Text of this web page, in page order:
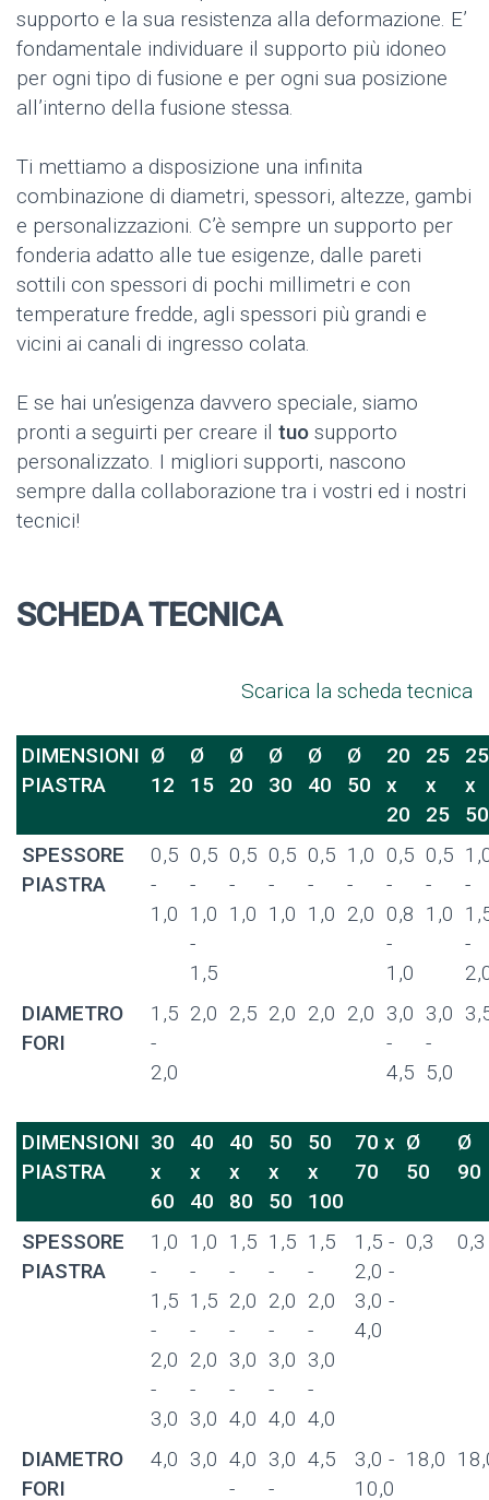
supporto e la sua resistenza alla deformazione. E’
fondamentale individuare il supporto più idoneo
per ogni tipo di fusione e per ogni sua posizione
all’interno della fusione stessa.
Ti mettiamo a disposizione una infinita
combinazione di diametri, spessori, altezze, gambi
e personalizzazioni. C’è sempre un supporto per
fonderia adatto alle tue esigenze, dalle pareti
sottili con spessori di pochi millimetri e con
temperature fredde, agli spessori più grandi e
vicini ai canali di ingresso colata.
E se hai un’esigenza davvero speciale, siamo
pronti a seguirti per creare il tuo supporto
personalizzato. I migliori supporti, nascono
sempre dalla collaborazione tra i vostri ed i nostri
tecnici!
SCHEDA TECNICA
Scarica la scheda tecnica
DIMENSIONI
PIASTRA
Ø
12
Ø
15
Ø
20
Ø
30
Ø
40
Ø
50
20
x
20
25
x
25
25
x
50
SPESSORE
PIASTRA
0,5
-
1,0
0,5
-
1,0
-
1,5
0,5
-
1,0
0,5
-
1,0
0,5
-
1,0
1,0
-
2,0
0,5
-
0,8
-
1,0
0,5
-
1,0
-
-
DIAMETRO
FORI
1,5
-
2,0
2,0 2,5 2,0 2,0 2,0 3,0
-
4,5
3,0
-
5,0
DIMENSIONI
PIASTRA
30
x
60
40
x
40
40
x
80
50
x
50
50
x
100
70 x
70
Ø
50
Ø
90
SPESSORE
PIASTRA
1,0
-
1,5
-
2,0
-
3,0
1,0
-
1,5
-
2,0
-
3,0
1,5
-
2,0
-
3,0
-
4,0
1,5
-
2,0
-
3,0
-
4,0
1,5
-
2,0
-
3,0
-
4,0
1,5 -
2,0 -
3,0 -
4,0
0,3 0,3
DIAMETRO
FORI
4,0 3,0 4,0
-
3,0
-
4,5
3,0 -
10,0
18,0